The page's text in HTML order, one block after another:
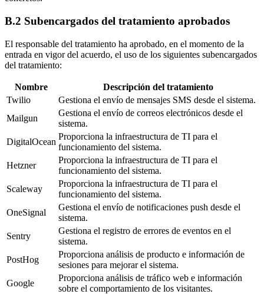
B.2 Subencargados del tratamiento aprobados
El responsable del tratamiento ha aprobado, en el momento de la
entrada en vigor del acuerdo, el uso de los siguientes subencargados
del tratamiento:
Nombre
Descripción del tratamiento
Twilio
Gestiona el envío de mensajes SMS desde el sistema.
Mailgun
Gestiona el envío de correos electrónicos desde el
sistema.
DigitalOcean
Proporciona la infraestructura de TI para el
funcionamiento del sistema.
Hetzner
Proporciona la infraestructura de TI para el
funcionamiento del sistema.
Scaleway
Proporciona la infraestructura de TI para el
funcionamiento del sistema.
OneSignal
Gestiona el envío de notificaciones push desde el
sistema.
Sentry
Gestiona el registro de errores de eventos en el
sistema.
PostHog
Proporciona análisis de producto e información de
sesiones para mejorar el sistema.
Google
Proporciona análisis de tráfico web e información
sobre el comportamiento de los visitantes.